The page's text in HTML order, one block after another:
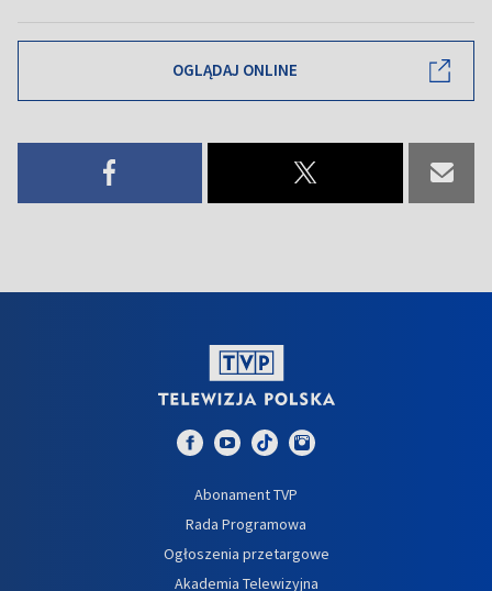
OGLĄDAJ ONLINE
Abonament TVP
Rada Programowa
Ogłoszenia przetargowe
Akademia Telewizyjna